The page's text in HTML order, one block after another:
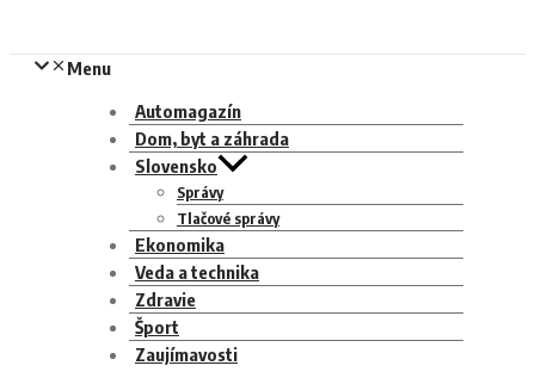
Menu
Automagazín
Dom, byt a záhrada
Slovensko
Správy
Tlačové správy
Ekonomika
Veda a technika
Zdravie
Šport
Zaujímavosti